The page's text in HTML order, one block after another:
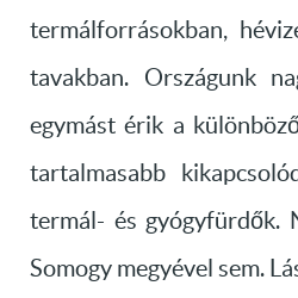
termálforrásokban,
tavakban. Országunk
egymást érik a
tartalmasabb
termál- és gyógyfürdők.
Somogy megyével sem.